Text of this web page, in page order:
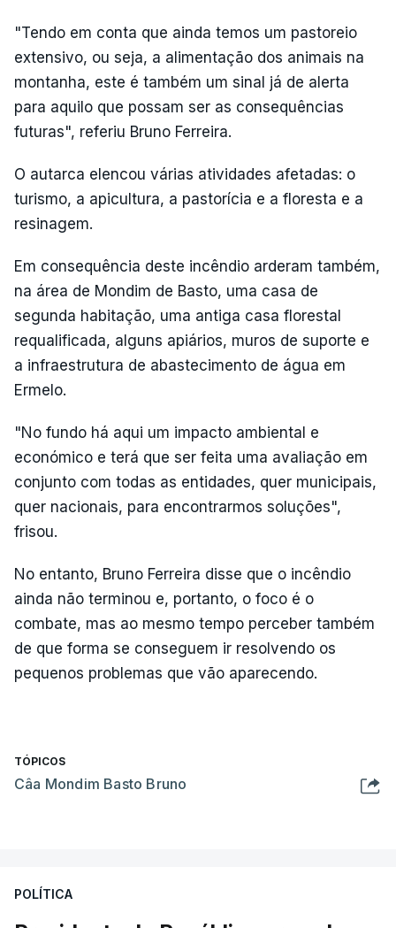
"Tendo em conta que ainda temos um pastoreio
extensivo, ou seja, a alimentação dos animais na
montanha, este é também um sinal já de alerta
para aquilo que possam ser as consequências
futuras", referiu Bruno Ferreira.
O autarca elencou várias atividades afetadas: o
turismo, a apicultura, a pastorícia e a floresta e a
resinagem.
Em consequência deste incêndio arderam também,
na área de Mondim de Basto, uma casa de
segunda habitação, uma antiga casa florestal
requalificada, alguns apiários, muros de suporte e
a infraestrutura de abastecimento de água em
Ermelo.
"No fundo há aqui um impacto ambiental e
económico e terá que ser feita uma avaliação em
conjunto com todas as entidades, quer municipais,
quer nacionais, para encontrarmos soluções",
frisou.
No entanto, Bruno Ferreira disse que o incêndio
ainda não terminou e, portanto, o foco é o
combate, mas ao mesmo tempo perceber também
de que forma se conseguem ir resolvendo os
pequenos problemas que vão aparecendo.
TÓPICOS
Câa Mondim Basto Bruno
POLÍTICA